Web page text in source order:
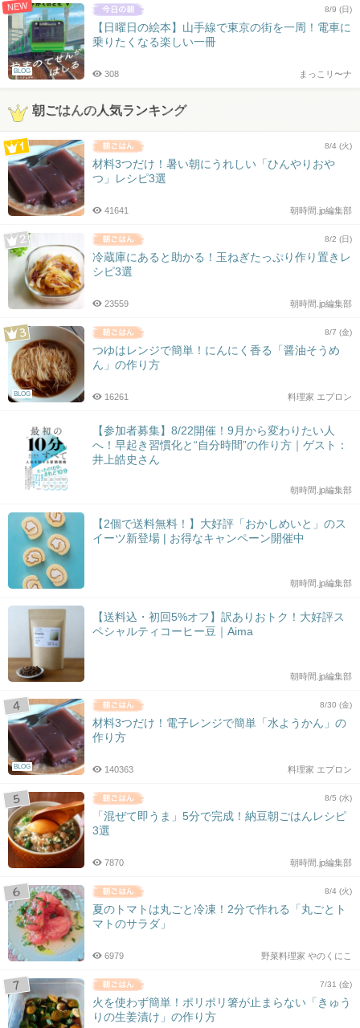
NEW
BLOG
8/9 (日)
【日曜日の絵本】山手線で東京の街を一周！電車に
乗りたくなる楽しい一冊
まっこリ〜ナ
308
朝ごはんの人気ランキング
8/4 (火)
材料3つだけ！暑い朝にうれしい「ひんやりおや
つ」レシピ3選
朝時間.jp編集部
41641
8/2 (日)
冷蔵庫にあると助かる！玉ねぎたっぷり作り置きレ
シピ3選
朝時間.jp編集部
23559
BLOG
8/7 (金)
つゆはレンジで簡単！にんにく香る「醤油そうめ
ん」の作り方
料理家 エプロン
16261
【参加者募集】8/22開催！9月から変わりたい人
へ！早起き習慣化と“自分時間”の作り方｜ゲスト：
井上皓史さん
朝時間.jp編集部
【2個で送料無料！】大好評「おかしめいと」のス
イーツ新登場 | お得なキャンペーン開催中
朝時間.jp編集部
【送料込・初回5%オフ】訳ありおトク！大好評ス
ペシャルティコーヒー豆｜Aima
朝時間.jp編集部
BLOG
8/30 (金)
材料3つだけ！電子レンジで簡単「水ようかん」の
作り方
料理家 エプロン
140363
8/5 (水)
「混ぜて即うま」5分で完成！納豆朝ごはんレシピ
3選
朝時間.jp編集部
7870
8/4 (火)
夏のトマトは丸ごと冷凍！2分で作れる「丸ごとト
マトのサラダ」
野菜料理家 やのくにこ
6979
7/31 (金)
火を使わず簡単！ポリポリ箸が止まらない「きゅう
りの生姜漬け」の作り方